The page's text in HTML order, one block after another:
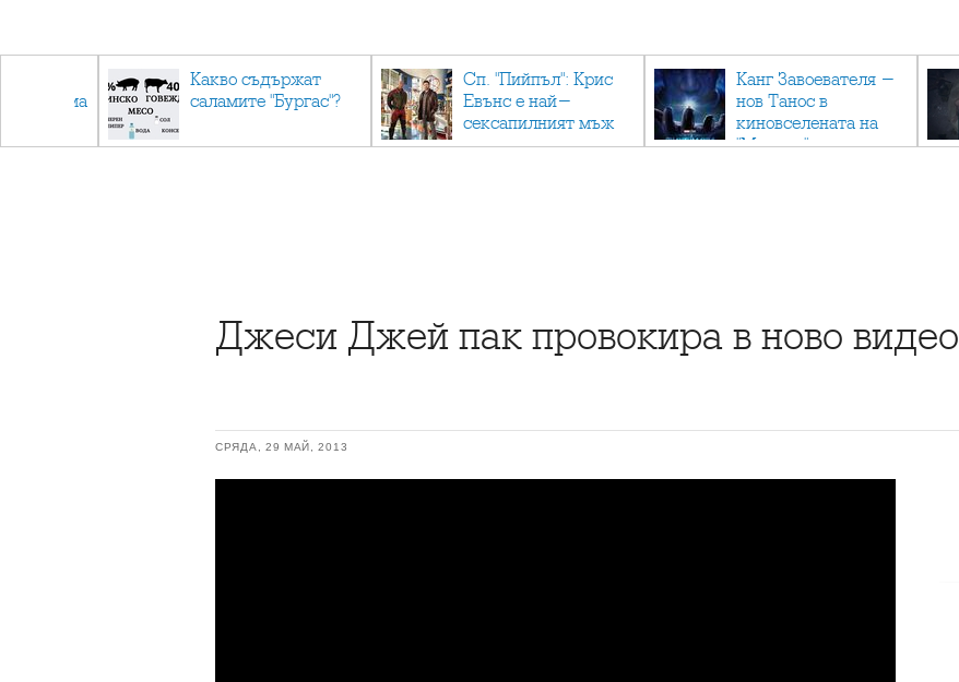
форма
Какво съдържат
саламите "Бургас"?
Сп. "Пийпъл": Крис
Евънс е най-
сексапилният мъж
Канг Завоевателя -
нов Танос в
киновселената на
"Марвъл"
Джеси Джей пак провокира в ново видео
СРЯДА, 29 МАЙ, 2013